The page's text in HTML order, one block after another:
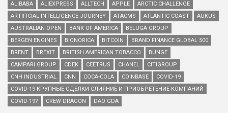
ALIBABA
ALIEXPRESS ALLTECH APPLE
ARCTIC CHALLENGE
ARTIFICIAL INTELLIGENCE JOURNEY
ATACMS ATLANTIC COAST
AUKUS
AUSTRALIAN OPEN
BANK OF AMERICA
BELUGA GROUP
BERGEN ENGINES
BIONORICA BITCOIN
BRAND FINANCE GLOBAL 500
BRENT
BREXIT BRITISH AMERICAN TOBACCO
BUNGE
CAMPARI GROUP
CDEK CEETRUS CHANEL
CITIGROUP
CNH INDUSTRIAL
CNN COCA-COLA COINBASE
COVID-19
COVID-19 КРУПНЫЕ СДЕЛКИ СЛИЯНИЕ И ПРИОБРЕТЕНИЕ КОМПАНИЙ
COVID-19?
CREW DRAGON DAO GDA